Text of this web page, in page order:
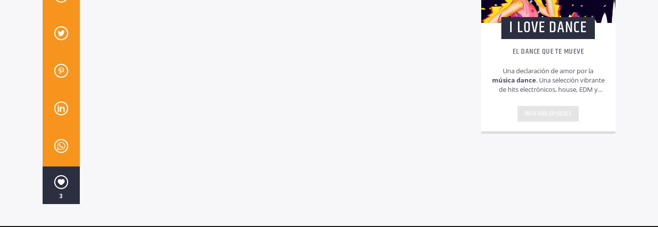
3
I LOVE DANCE
EL DANCE QUE TE MUEVE
Una declaración de amor por la
música dance. Una selección vibrante
de hits electrónicos, house, EDM y
que sienten el ritmo dance en el
corazón.
INFO AND EPISODES